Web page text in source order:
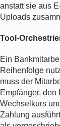
anstatt sie aus
Uploads
Tool-
Ein
Reihenfolge
muss der
Empfänger,
Wechselkurs
Zahlung